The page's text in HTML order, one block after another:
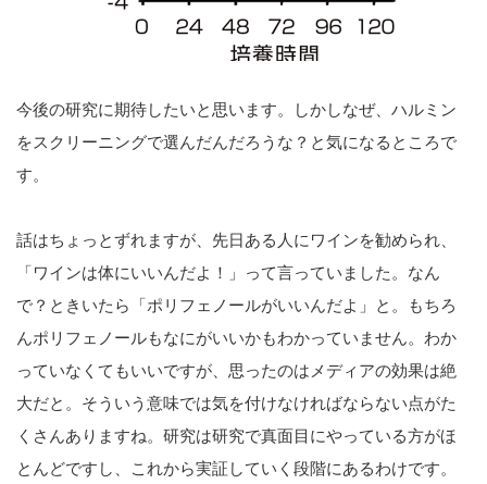
今後の研究に期待したいと思います。しかしなぜ、ハルミン
をスクリーニングで選んだんだろうな？と気になるところで
す。
話はちょっとずれますが、先日ある人にワインを勧められ、
「ワインは体にいいんだよ！」って言っていました。なん
で？ときいたら「ポリフェノールがいいんだよ」と。もちろ
んポリフェノールもなにがいいかもわかっていません。わか
っていなくてもいいですが、思ったのはメディアの効果は絶
大だと。そういう意味では気を付けなければならない点がた
くさんありますね。研究は研究で真面目にやっている方がほ
とんどですし、これから実証していく段階にあるわけです。